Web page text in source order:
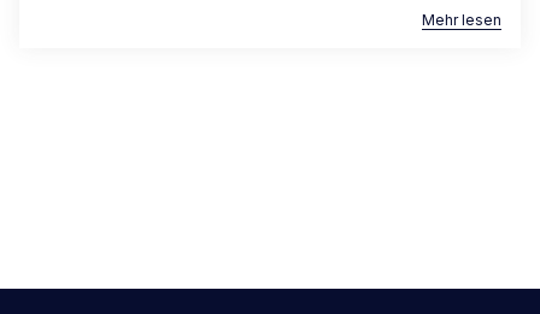
Mehr lesen